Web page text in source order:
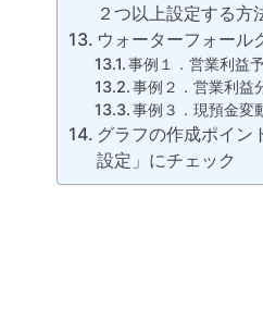
２つ以上設定する方
ウォーターフォール
事例１．営業利益
事例２．営業利益
事例３．現預金変
グラフの作成ポイン
設定」にチェック